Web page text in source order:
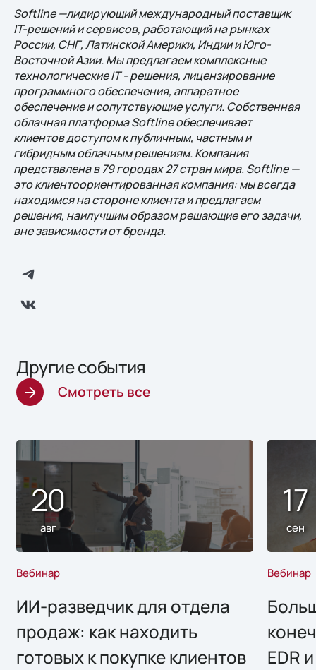
Softline —лидирующий международный поставщик
IT-решений и сервисов, работающий на рынках
России, СНГ, Латинской Америки, Индии и Юго-
Восточной Азии. Мы предлагаем комплексные
технологические IT - решения, лицензирование
программного обеспечения, аппаратное
обеспечение и сопутствующие услуги. Собственная
облачная платформа Softline обеспечивает
клиентов доступом к публичным, частным и
гибридным облачным решениям. Компания
представлена в 79 городах 27 стран мира. Softline —
это клиентоориентированная компания: мы всегда
находимся на стороне клиента и предлагаем
решения, наилучшим образом решающие eго задачи,
вне зависимости от бренда.
Другие события
Смотреть все
20
авг
Вебинар
ИИ-разведчик для отдела
продаж: как находить
готовых к покупке клиентов
17
сен
Вебинар
EDR